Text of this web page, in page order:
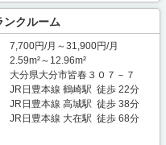
クルーム
7,700円/月～31,900円/月
2.59m²～12.96m²
大分県大分市皆春３０７－７
JR日豊本線 鶴崎駅 徒歩 22分
JR日豊本線 高城駅 徒歩 38分
JR日豊本線 大在駅 徒歩 68分